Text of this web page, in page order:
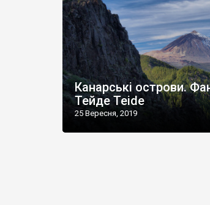
Канарські острови.
Тейде Teide
25 Вересня, 2019